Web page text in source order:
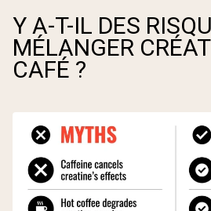
Y A-T-IL DES
MÉLANGER
CAFÉ ?